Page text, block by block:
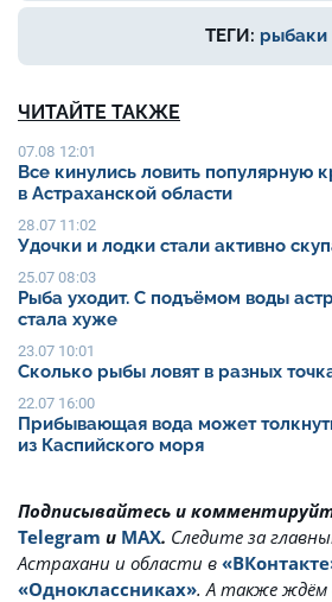
ТЕГИ: рыбаки
ЧИТАЙТЕ ТАКЖЕ
07.08 12:01
Все кинулись ловить популярную
в Астраханской области
28.07 11:02
Удочки и лодки стали активно
25.07 08:03
Рыба уходит. С подъёмом воды
стала хуже
23.07 10:01
Сколько рыбы ловят в разных
22.07 16:00
Прибывающая вода может
из Каспийского моря
Подписывайтесь и
Telegram и MAX. Cледите за
Астрахани и области в
«Одноклассниках». А также ждём